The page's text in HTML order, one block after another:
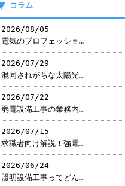
コラム
2026/08/05
電気のプロフェッショ…
2026/07/29
混同されがちな太陽光…
2026/07/22
弱電設備工事の業務内…
2026/07/15
求職者向け解説！強電…
2026/06/24
照明設備工事ってどん…